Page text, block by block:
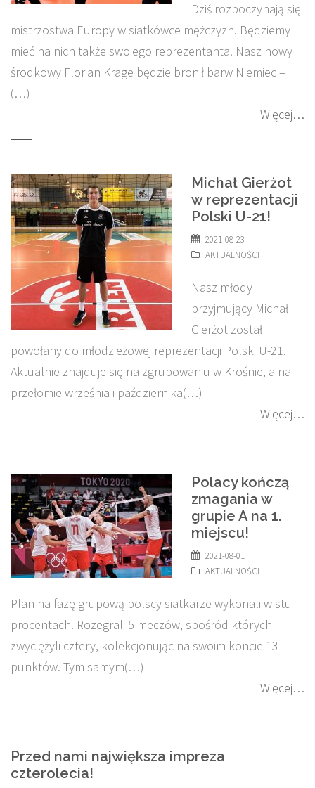
Dziś rozpoczynają się
mistrzostwa Europy w siatkówce mężczyzn. Będziemy
mieć na nich także swojego reprezentanta. Nasz nowy
środkowy Florian Krage będzie bronił barw Niemiec –
(…)
Więcej…
Michał Gierżot
w reprezentacji
Polski U-21!
2021-08-23
AKTUALNOŚCI
Nasz młody
przyjmujący Michał
Gierżot został
powołany do młodzieżowej reprezentacji Polski U-21.
Aktualnie znajduje się na zgrupowaniu w Krośnie, a na
przełomie września i października(…)
Więcej…
Polacy kończą
zmagania w
grupie A na 1.
miejscu!
2021-08-01
AKTUALNOŚCI
Plan na fazę grupową polscy siatkarze wykonali w stu
procentach. Rozegrali 5 meczów, spośród których
zwyciężyli cztery, kolekcjonując na swoim koncie 13
punktów. Tym samym(…)
Więcej…
Przed nami największa impreza
czterolecia!